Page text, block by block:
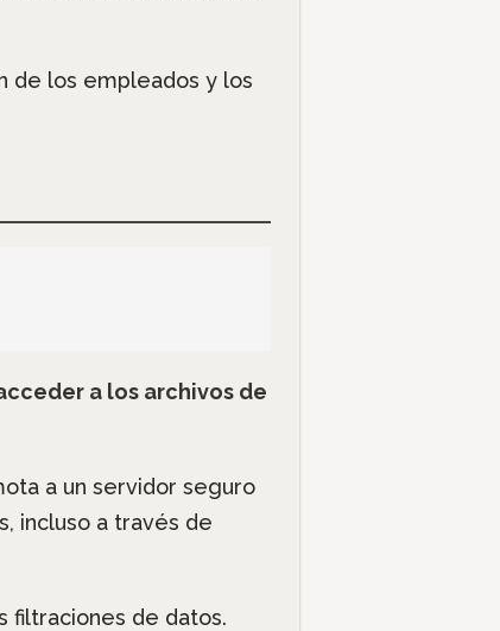
de los empleados y los
a los archivos de
a un servidor seguro
incluso a través de
filtraciones de datos.